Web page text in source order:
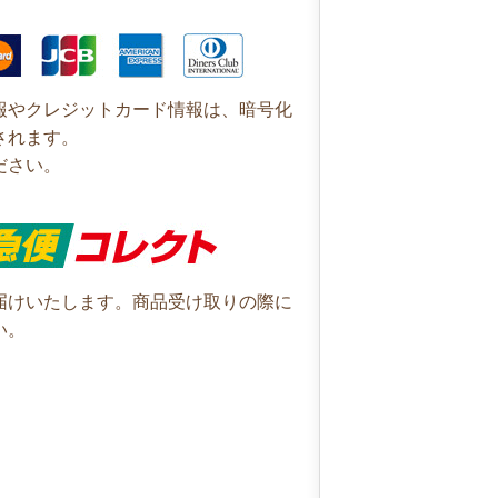
やクレジットカード情報は、暗号化
ます。
い。
けいたします。商品受け取りの際に